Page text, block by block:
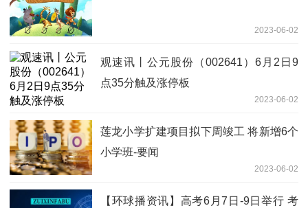
2023-06-02
观速讯丨公元股份（002641）6月2日9
点35分触及涨停板
2023-06-02
莲龙小学扩建项目拟下周竣工 将新增6个
小学班-要闻
2023-06-02
【环球播资讯】高考6月7日-9日举行 考